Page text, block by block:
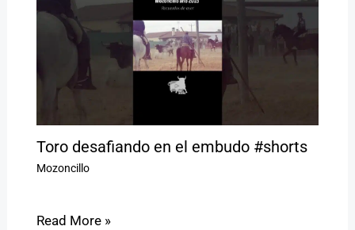
Toro desafiando en el embudo #shorts
Mozoncillo
Read More »